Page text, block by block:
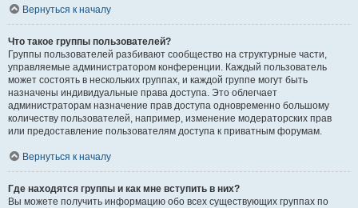
Вернуться к началу
Что такое группы пользователей?
Группы пользователей разбивают сообщество на структурные части,
управляемые администратором конференции. Каждый пользователь
может состоять в нескольких группах, и каждой группе могут быть
назначены индивидуальные права доступа. Это облегчает
администраторам назначение прав доступа одновременно большому
количеству пользователей, например, изменение модераторских прав
или предоставление пользователям доступа к приватным форумам.
Вернуться к началу
Где находятся группы и как мне вступить в них?
Вы можете получить информацию обо всех существующих группах по